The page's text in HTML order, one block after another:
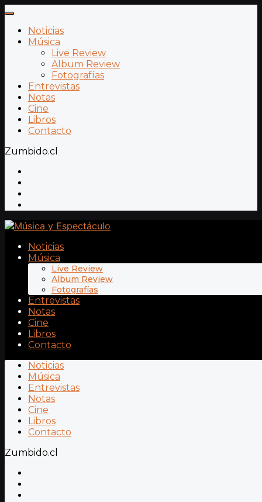
Noticias
Música
Live Review
Album Review
Fotografías
Entrevistas
Notas
Cine
Libros
Contacto
Zumbido.cl
Noticias
Música
Live Review
Album Review
Fotografías
Entrevistas
Notas
Cine
Libros
Contacto
Noticias
Música
Entrevistas
Notas
Cine
Libros
Contacto
Zumbido.cl